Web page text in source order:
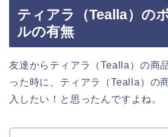
ティアラ（Tealla）の
ルの有無
友達からティアラ（Tealla）の商
った時に、ティアラ（Tealla）の
入したい！と思ったんですよね。